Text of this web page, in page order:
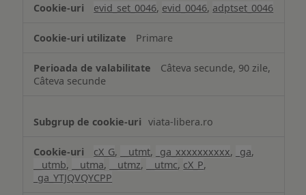
evid_set_0046, evid_0046, adptset_0046
Primare
Câteva secunde, 90 zile,
Câteva secunde
viata-libera.ro
cX_G, __utmt, _ga_xxxxxxxxxx, _ga,
__utmb, __utma, __utmz, __utmc, cX_P,
_ga_YTJQVQYCPP